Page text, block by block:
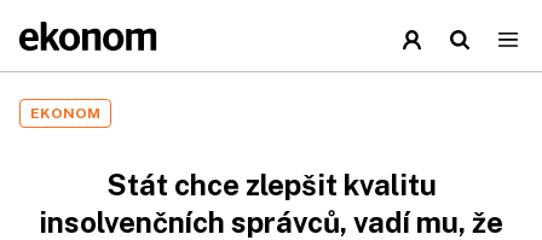
EKONOM
Stát chce zlepšit kvalitu
insolvenčních správců, vadí mu, že